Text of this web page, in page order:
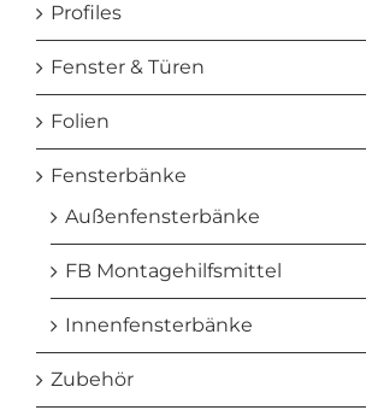
Profiles
Fenster & Türen
Folien
Fensterbänke
Außenfensterbänke
FB Montagehilfsmittel
Innenfensterbänke
Zubehör